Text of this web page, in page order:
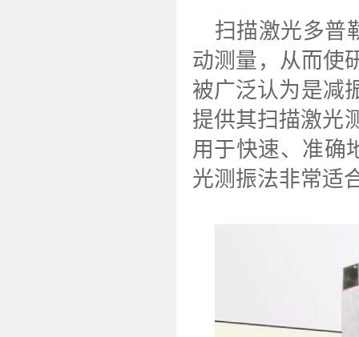
扫描激光多普
动测量，从而使
被广泛认为是减
提供其扫描激光
用于快速、准确
光测振法非常适